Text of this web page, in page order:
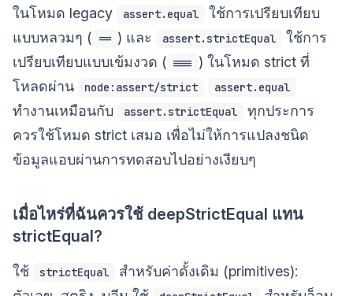
ในโหมด legacy assert.equal
ใช้การเปรียบเทียบ
แบบหลวมๆ ( == ) และ assert.strictEqual
ใช้การ
เปรียบเทียบแบบเข้มงวด ( === ) ในโหมด strict ที่
โหลดผ่าน
node:assert/strict assert.equal
ทำงานเหมือนกับ assert.strictEqual
ทุกประการ
ควรใช้โหมด strict เสมอ เพื่อไม่ให้การแปลงชนิด
ข้อมูลแอบผ่านการทดสอบไปอย่างเงียบๆ
เมื่อไหร่ที่ฉันควรใช้ deepStrictEqual แทน
strictEqual?
ใช้ strictEqual
สำหรับค่าดั้งเดิม (primitives):